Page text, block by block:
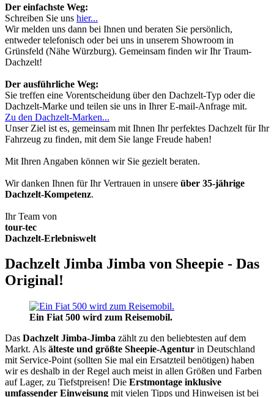
Der einfachste Weg:
Schreiben Sie uns hier...
Wir melden uns dann bei Ihnen und beraten Sie persönlich,
entweder telefonisch oder bei uns in unserem Showroom in
Grünsfeld (Nähe Würzburg). Gemeinsam finden wir Ihr Traum-
Dachzelt!
Der ausführliche Weg:
Sie treffen eine Vorentscheidung über den Dachzelt-Typ oder die
Dachzelt-Marke und teilen sie uns in Ihrer E-mail-Anfrage mit.
Zu den Dachzelt-Marken...
Unser Ziel ist es, gemeinsam mit Ihnen Ihr perfektes Dachzelt für Ihr
Fahrzeug zu finden, mit dem Sie lange Freude haben!
Mit Ihren Angaben können wir Sie gezielt beraten.
Wir danken Ihnen für Ihr Vertrauen in unsere über 35-jährige
Dachzelt-Kompetenz.
Ihr Team von
tour-tec
Dachzelt-Erlebniswelt
Dachzelt Jimba Jimba von Sheepie - Das
Original!
Ein Fiat 500 wird zum Reisemobil.
Das Dachzelt Jimba-Jimba zählt zu den beliebtesten auf dem
Markt. Als älteste und größte Sheepie-Agentur in Deutschland
mit Service-Point (sollten Sie mal ein Ersatzteil benötigen) haben
wir es deshalb in der Regel auch meist in allen Größen und Farben
auf Lager, zu Tiefstpreisen! Die Erstmontage inklusive
umfassender Einweisung mit vielen Tipps und Hinweisen ist bei